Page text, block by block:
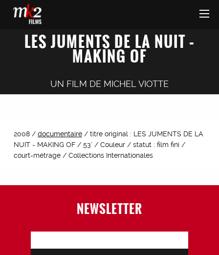
LES JUMENTS DE LA NUIT –
MAKING OF
UN FILM DE MICHEL VIOTTE
2008 / documentaire/ titre original : LES JUMENTS DE LA
NUIT - MAKING OF / 53’ / Couleur / statut : film fini /
court-métrage / Collections Internationales
NEWSLETTER